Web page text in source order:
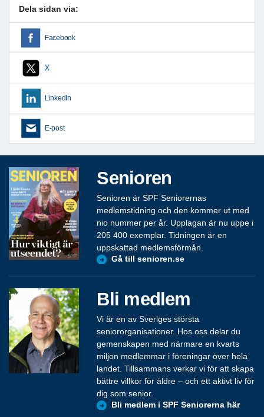
Dela sidan via:
Facebook
X
LinkedIn
E-post
Senioren
Senioren är SPF Seniorernas
medlemstidning och den kommer ut med
nio nummer per år. Upplagan är nu uppe i
205 400 exemplar. Tidningen är en
uppskattad medlemsförmån.
Gå till senioren.se
Bli medlem
Vi är en av Sveriges största
seniororganisationer. Hos oss delar du
gemenskapen med närmare en kvarts
miljon medlemmar i föreningar över hela
landet. Tillsammans verkar vi för att skapa
bättre villkor för äldre – och ett aktivt liv för
dig som senior.
Bli medlem i SPF Seniorerna här